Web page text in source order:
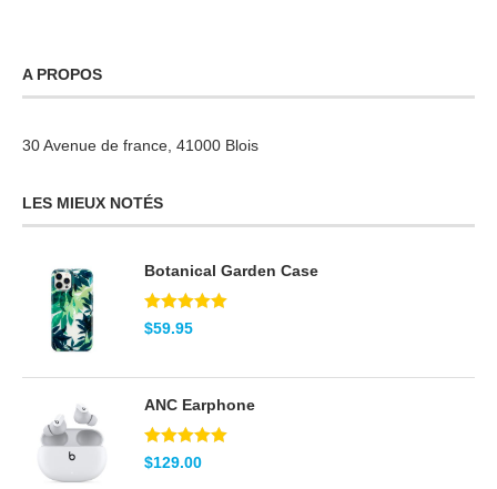
A PROPOS
30 Avenue de france, 41000 Blois
LES MIEUX NOTÉS
Botanical Garden Case
Note5.00
sur 5
$59.95
ANC Earphone
Note5.00
sur 5
$129.00